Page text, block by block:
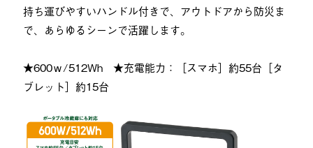
持ち運びやすいハンドル付きで、アウトドアから防災ま
で、あらゆるシーンで活躍します。
★600ｗ/512Wh ★充電能力：［スマホ］約55台［タ
ブレット］約15台